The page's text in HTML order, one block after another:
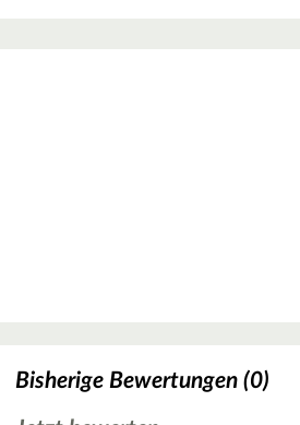
Bisherige Bewertungen (0)